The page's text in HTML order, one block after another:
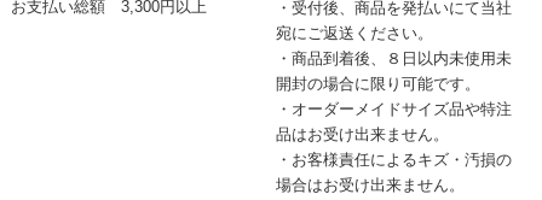
お支払い総額 3,300円以上
・受付後、商品を発払いにて当社
宛にご返送ください。
・商品到着後、８日以内未使用未
開封の場合に限り可能です。
・オーダーメイドサイズ品や特注
品はお受け出来ません。
・お客様責任によるキズ・汚損の
場合はお受け出来ません。